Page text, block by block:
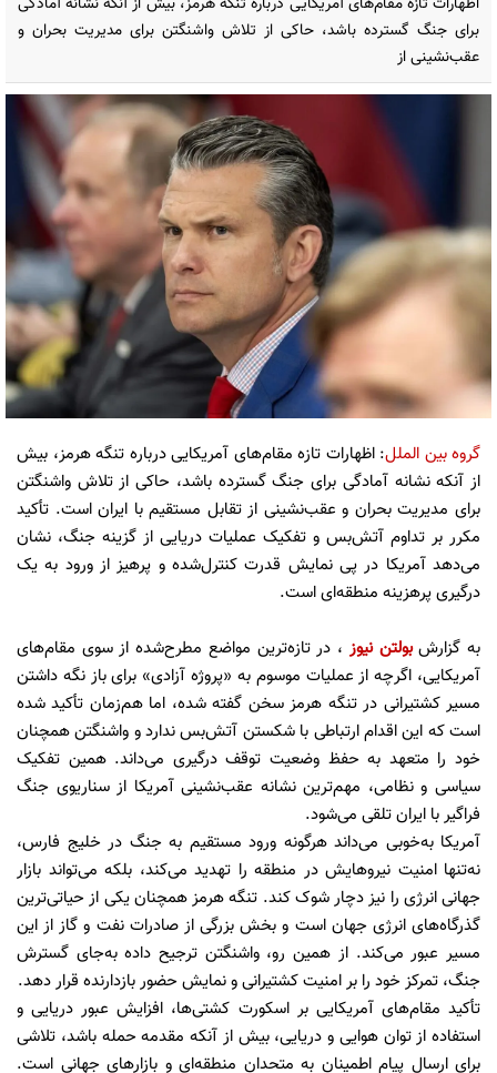
برای جنگ گسترده باشد، حاکی از تلاش واشنگتن برای مدیریت بحران و
عقب‌نشینی از
گروه بین الملل: اظهارات تازه مقام‌های آمریکایی درباره تنگه هرمز، بیش
از آنکه نشانه آمادگی برای جنگ گسترده باشد، حاکی از تلاش واشنگتن
برای مدیریت بحران و عقب‌نشینی از تقابل مستقیم با ایران است. تأکید
مکرر بر تداوم آتش‌بس و تفکیک عملیات دریایی از گزینه جنگ، نشان
می‌دهد آمریکا در پی نمایش قدرت کنترل‌شده و پرهیز از ورود به یک
درگیری پرهزینه منطقه‌ای است.
به گزارشبولتن نیوز ، در تازه‌ترین مواضع مطرح‌شده از سوی مقام‌های
آمریکایی، اگرچه از عملیات موسوم به «پروژه آزادی» برای باز نگه داشتن
مسیر کشتیرانی در تنگه هرمز سخن گفته شده، اما هم‌زمان تأکید شده
است که این اقدام ارتباطی با شکستن آتش‌بس ندارد و واشنگتن همچنان
خود را متعهد به حفظ وضعیت توقف درگیری می‌داند. همین تفکیک
سیاسی و نظامی، مهم‌ترین نشانه عقب‌نشینی آمریکا از سناریوی جنگ
فراگیر با ایران تلقی می‌شود.
آمریکا به‌خوبی می‌داند هرگونه ورود مستقیم به جنگ در خلیج فارس،
نه‌تنها امنیت نیروهایش در منطقه را تهدید می‌کند، بلکه می‌تواند بازار
جهانی انرژی را نیز دچار شوک کند. تنگه هرمز همچنان یکی از حیاتی‌ترین
گذرگاه‌های انرژی جهان است و بخش بزرگی از صادرات نفت و گاز از این
مسیر عبور می‌کند. از همین رو، واشنگتن ترجیح داده به‌جای گسترش
جنگ، تمرکز خود را بر امنیت کشتیرانی و نمایش حضور بازدارنده قرار دهد.
تأکید مقام‌های آمریکایی بر اسکورت کشتی‌ها، افزایش عبور دریایی و
استفاده از توان هوایی و دریایی، بیش از آنکه مقدمه حمله باشد، تلاشی
برای ارسال پیام اطمینان به متحدان منطقه‌ای و بازارهای جهانی است.